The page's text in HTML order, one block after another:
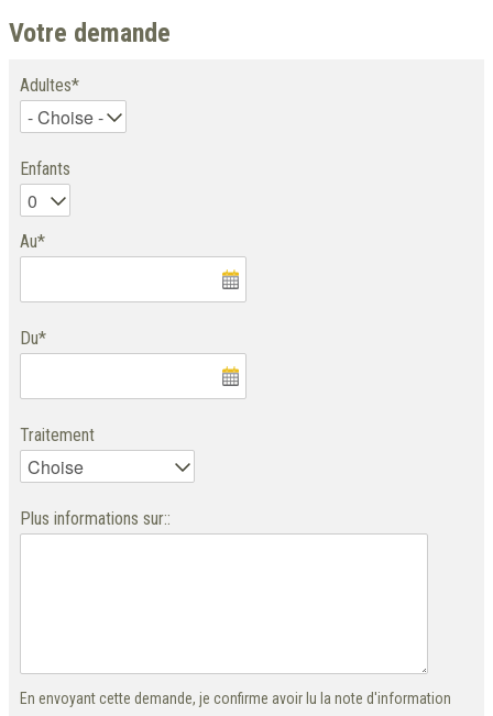
Votre demande
Adultes*
Enfants
Au*
Du*
Traitement
Plus informations sur::
En envoyant cette demande, je confirme avoir lu la note d'information